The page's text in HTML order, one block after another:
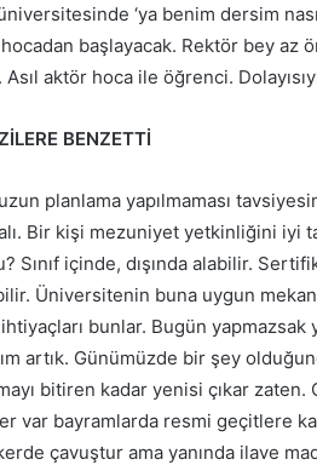
‘ya benim dersim
başlayacak. Rektör bey az
aktör hoca ile öğrenci.
BENZETTİ
planlama yapılmaması
Bir kişi mezuniyet yetkinliğini iyi
Sınıf içinde, dışında alabilir.
Üniversitenin buna uygun
bunlar. Bugün yapmazsak
artık. Günümüzde bir şey
bitiren kadar yenisi çıkar zaten.
var bayramlarda resmi geçitlere
çavuştur ama yanında ilave